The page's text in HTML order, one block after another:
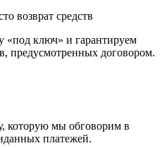
возврат средств
«под ключ» и гарантируем
предусмотренных договором.
которую мы обговорим в
платежей.